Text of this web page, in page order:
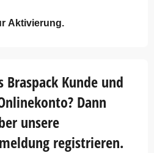
Aktivierung.
Kunde und
Dann
unsere
registrieren.